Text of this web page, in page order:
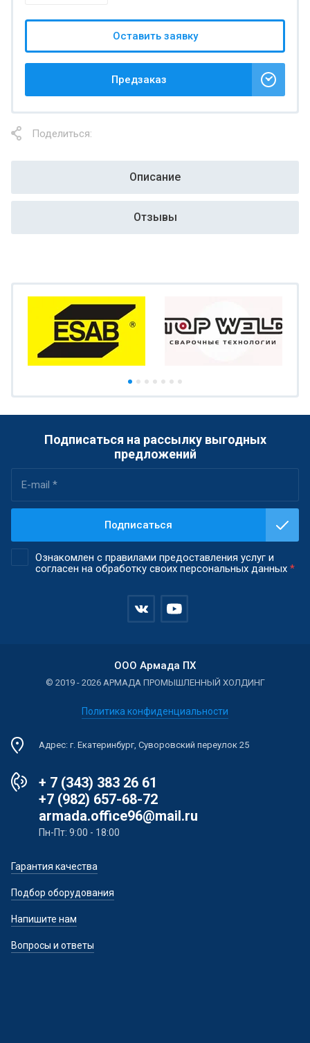
Предзаказ
Оставить заявку
Поделиться:
Описание
Отзывы
Подписаться на рассылку выгодных
предложений
Ознакомлен с правилами предоставления услуг и
согласен на обработку своих персональных данных *
Подписаться
ООО Армада ПХ
© 2019 - 2026 АРМАДА ПРОМЫШЛЕННЫЙ ХОЛДИНГ
Политика конфиденциальности
Адрес: г. Екатеринбург, Суворовский переулок 25
+ 7 (343) 383 26 61
+7 (982) 657-68-72
armada.office96@mail.ru
Пн-Пт: 9:00 - 18:00
Гарантия качества
Подбор оборудования
Напишите нам
Вопросы и ответы